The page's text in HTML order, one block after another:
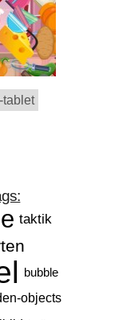
tablet
taktik
bubble
objects